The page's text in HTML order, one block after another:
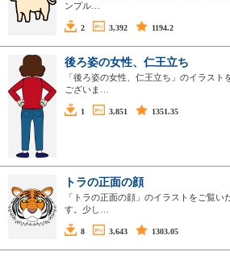
ンプル…
2 3,392 1194.2
後ろ姿の女性、仁王立ち
「後ろ姿の女性、仁王立ち」のイラスト
ございま…
1 3,851 1351.35
トラの正面の顔
「トラの正面の顔」のイラストをご覧い
す。少し…
8 3,643 1303.05